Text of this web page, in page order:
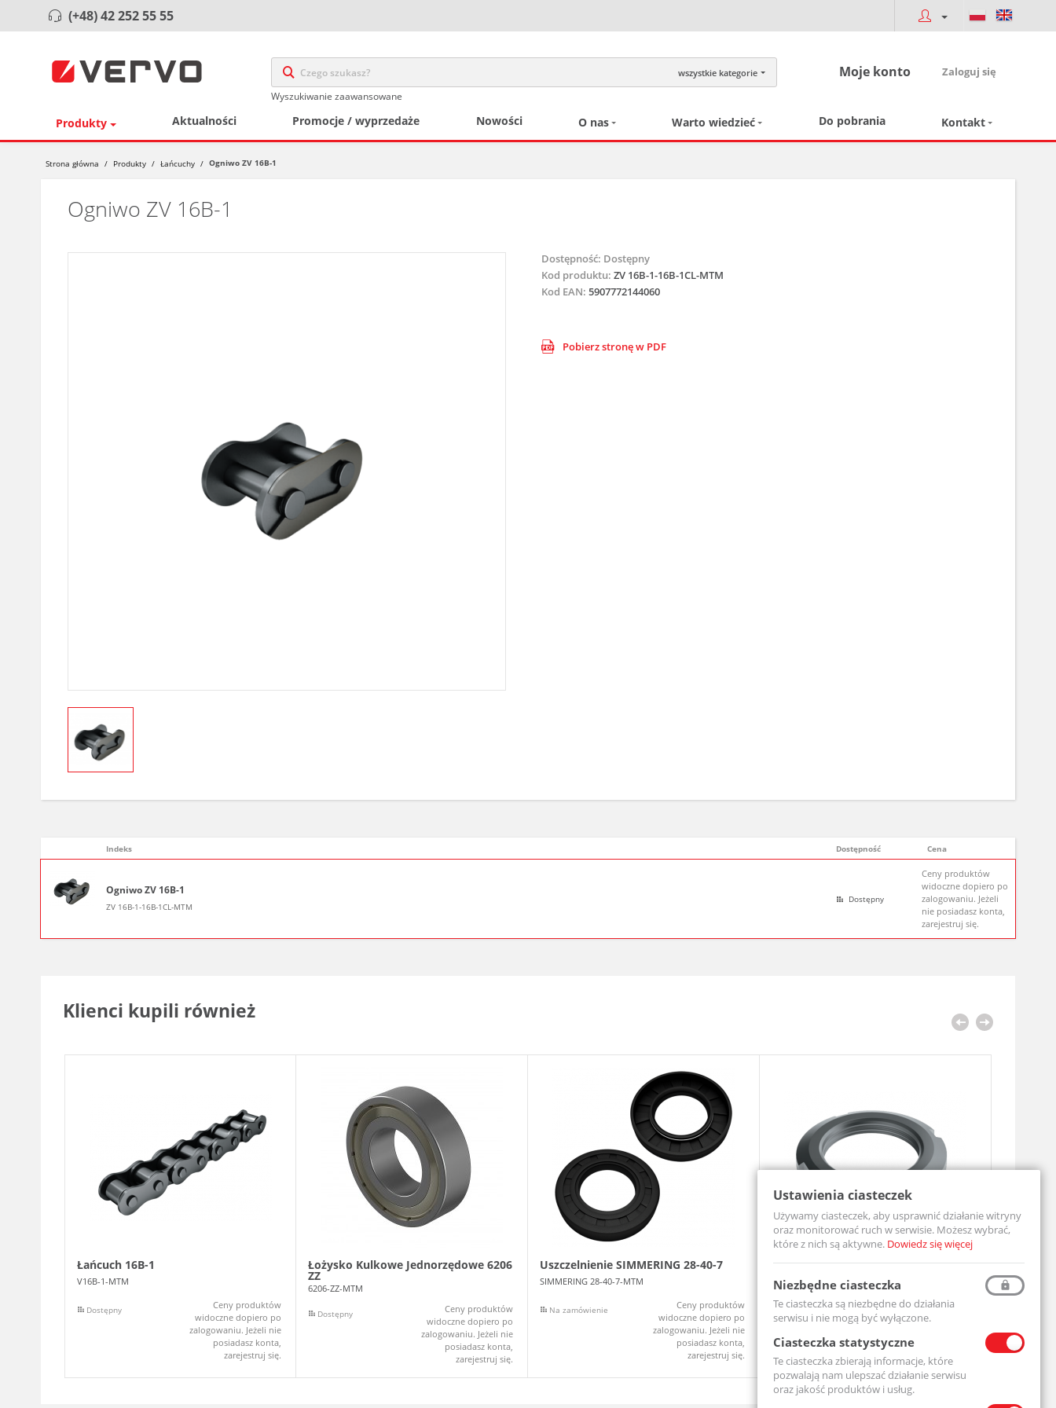
(+48) 42 252 55 55
wszystkie kategorie
Wyszukiwanie zaawansowane
Moje konto Zaloguj się
Produkty Aktualności Promocje / wyprzedaże Nowości O nas Warto wiedzieć Do pobrania Kontakt
Strona główna / Produkty / Łańcuchy / Ogniwo ZV 16B-1
Ogniwo ZV 16B-1
Dostępność: Dostępny
Kod produktu: ZV 16B-1-16B-1CL-MTM
Kod EAN: 5907772144060
Pobierz stronę w PDF
Indeks Dostępność Cena
Ogniwo ZV 16B-1
ZV 16B-1-16B-1CL-MTM
Dostępny
Ceny produktów
widoczne dopiero po
zalogowaniu. Jeżeli
nie posiadasz konta,
zarejestruj się.
Klienci kupili również
Łańcuch 16B-1
V16B-1-MTM
Dostępny
Ceny produktów
widoczne dopiero po
zalogowaniu. Jeżeli nie
posiadasz konta,
zarejestruj się.
Łożysko Kulkowe Jednorzędowe 6206
ZZ
6206-ZZ-MTM
Dostępny
Ceny produktów
widoczne dopiero po
zalogowaniu. Jeżeli nie
posiadasz konta,
zarejestruj się.
Uszczelnienie SIMMERING 28-40-7
SIMMERING 28-40-7-MTM
Na zamówienie
Ceny produktów
widoczne dopiero po
zalogowaniu. Jeżeli nie
posiadasz konta,
zarejestruj się.
Nakrętka łożyskowa KM08
KM08-MTM
Na zamówienie
Ceny produktów
widoczne dopiero po
posiadasz konta,
zarejestruj się.
Łożysko
2RSC3
6310-
Ustawienia ciasteczek
Używamy ciasteczek, aby usprawnić działanie witryny
oraz monitorować ruch w serwisie. Możesz wybrać,
które z nich są aktywne. Dowiedz się więcej
Niezbędne ciasteczka
Te ciasteczka są niezbędne do działania
serwisu i nie mogą być wyłączone.
Ciasteczka statystyczne
Te ciasteczka zbierają informacje, które
pozwalają nam ulepszać działanie serwisu
oraz jakość produktów i usług.